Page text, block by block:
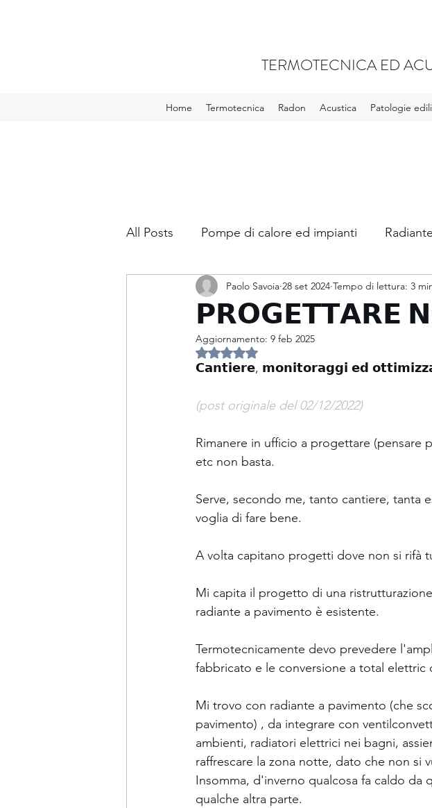
TERMOTECNICA ED
Home Termotecnica Radon Acustica Patologie
All Posts Pompe di calore ed impianti
VMC - Ventilazione meccanica Legge 10 e
Ponti termici Involucro, prestazioni
Tenuta all'aria Patologie edilizie
Fotovoltaico ed accumulo Incentivi ed altro
Incarichi particolari Acustica Video
𝗣𝗥𝗢𝗚𝗘𝗧𝗧𝗔𝗥𝗘
Paolo Savoia 28 set 2024 Tempo di lettura: 3
Aggiornamento: 9 feb 2025
Valutazione NaN stelle su 5.
𝗖𝗮𝗻𝘁𝗶𝗲𝗿𝗲, 𝗺𝗼𝗻𝗶𝘁𝗼𝗿𝗮𝗴𝗴𝗶 𝗲𝗱
(post originale del 02/12/2022)
Rimanere in ufficio a progettare (pensare
etc non basta.
Serve, secondo me, tanto cantiere, tanta
voglia di fare bene.
A volta capitano progetti dove non si rifà
Mi capita il progetto di una
radiante a pavimento è esistente.
Termotecnicamente devo prevedere
fabbricato e le conversione a total elettric
Mi trovo con radiante a pavimento (che
pavimento) , da integrare con
ambienti, radiatori elettrici nei bagni,
raffrescare la zona notte, dato che non si
Insomma, d'inverno qualcosa fa caldo da
qualche altra parte.